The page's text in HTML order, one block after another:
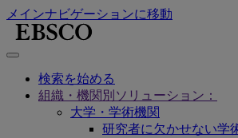
メインナビゲーションに移動
検索を始める
組織・機関別ソリューション：
大学・学術機関
研究者に欠かせない学